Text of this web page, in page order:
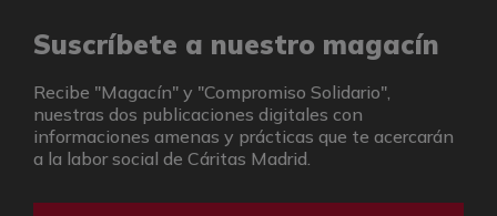
Suscríbete a nuestro magacín
Recibe "Magacín" y "Compromiso Solidario",
nuestras dos publicaciones digitales con
informaciones amenas y prácticas que te acercarán
a la labor social de Cáritas Madrid.